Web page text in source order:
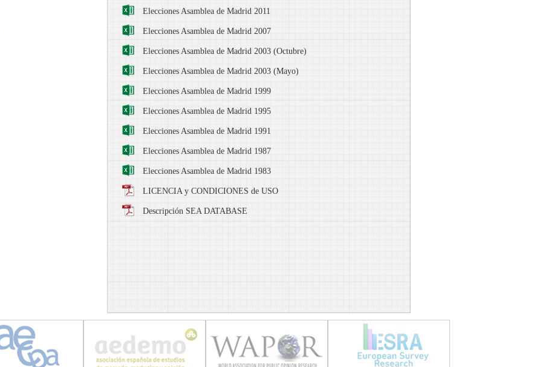
Elecciones Asamblea de Madrid 2011
Elecciones Asamblea de Madrid 2007
Elecciones Asamblea de Madrid 2003 (Octubre)
Elecciones Asamblea de Madrid 2003 (Mayo)
Elecciones Asamblea de Madrid 1999
Elecciones Asamblea de Madrid 1995
Elecciones Asamblea de Madrid 1991
Elecciones Asamblea de Madrid 1987
Elecciones Asamblea de Madrid 1983
LICENCIA y CONDICIONES de USO
Descripción SEA DATABASE